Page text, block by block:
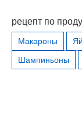
рецепт по
Макароны
Шампиньоны